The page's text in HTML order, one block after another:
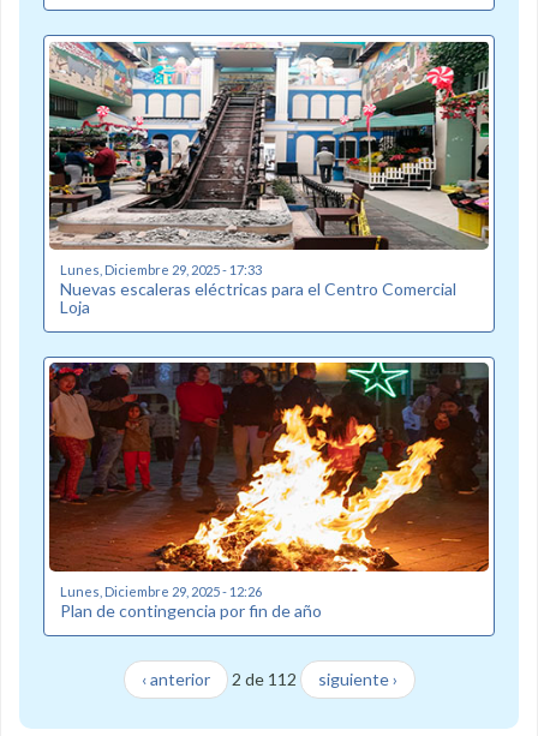
Lunes, Diciembre 29, 2025 - 17:33
Nuevas escaleras eléctricas para el Centro Comercial
Loja
Lunes, Diciembre 29, 2025 - 12:26
Plan de contingencia por fin de año
‹ anterior 2 de 112 siguiente ›